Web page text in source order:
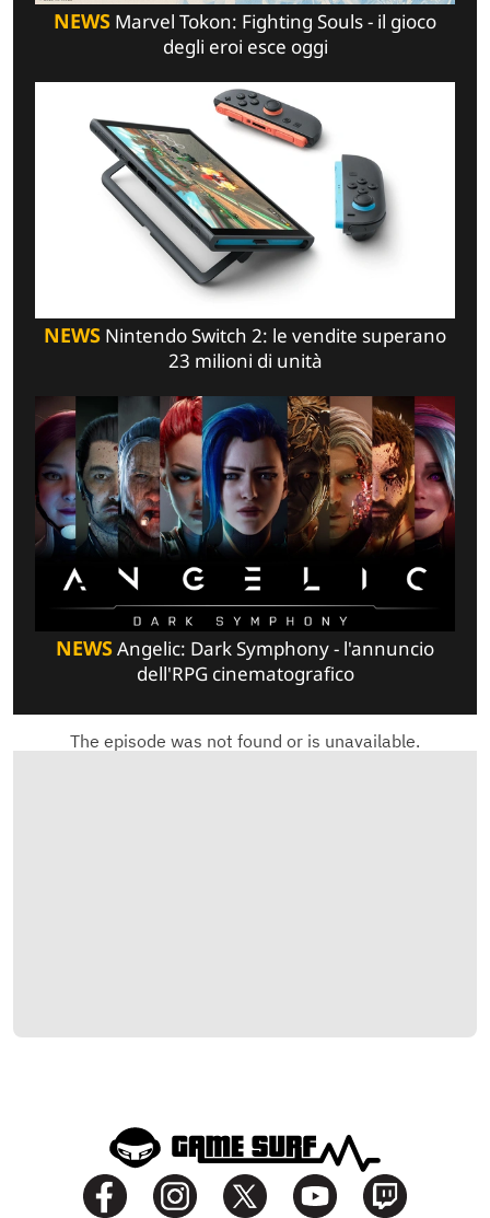
NEWS Marvel Tokon: Fighting Souls - il gioco
degli eroi esce oggi
NEWS Nintendo Switch 2: le vendite superano
23 milioni di unità
NEWSAngelic: Dark Symphony - l'annuncio
dell'RPG cinematografico